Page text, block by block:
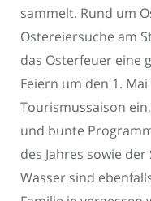
sammelt. Rund um
Ostereiersuche am
das Osterfeuer eine
Feiern um den 1.
Tourismussaison
und bunte
des Jahres sowie
Wasser sind